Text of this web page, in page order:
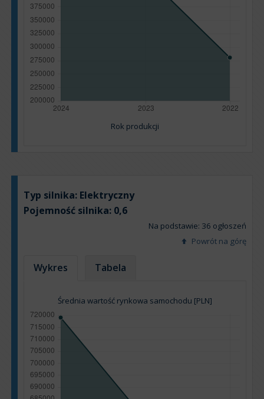
Rok produkcji
Typ silnika: Elektryczny
Pojemność silnika: 0,6
Na podstawie: 36 ogłoszeń
Powrót na górę
Wykres Tabela
Średnia wartość rynkowa samochodu [PLN]